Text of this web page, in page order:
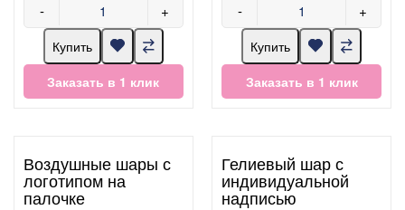
- +
Купить
Заказать в 1 клик
- +
Купить
Заказать в 1 клик
Воздушные шары с
логотипом на
палочке
Гелиевый шар с
индивидуальной
надписью